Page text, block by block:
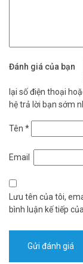
Đánh giá của bạn
lại số điện thoại
hệ trả lời bạn sớm
Tên *
Email
Lưu tên của tôi,
bình luận kế tiếp